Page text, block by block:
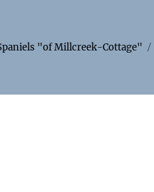
"of Millcreek-Cottage"